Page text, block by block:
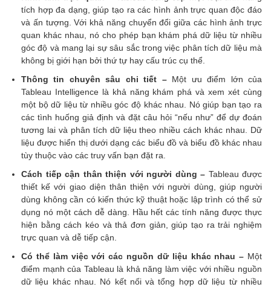
tích hợp đa dạng, giúp tạo ra các hình ảnh trực quan độc đáo
và ấn tượng. Với khả năng chuyển đổi giữa các hình ảnh trực
quan khác nhau, nó cho phép bạn khám phá dữ liệu từ nhiều
góc độ và mang lại sự sâu sắc trong việc phân tích dữ liệu mà
không bị giới hạn bởi thứ tự hay cấu trúc cụ thể.
Thông tin chuyên sâu chi tiết – Một ưu điểm lớn của
Tableau Intelligence là khả năng khám phá và xem xét cùng
một bộ dữ liệu từ nhiều góc độ khác nhau. Nó giúp bạn tạo ra
các tình huống giả định và đặt câu hỏi “nếu như” để dự đoán
tương lai và phân tích dữ liệu theo nhiều cách khác nhau. Dữ
liệu được hiển thị dưới dạng các biểu đồ và biểu đồ khác nhau
tùy thuộc vào các truy vấn bạn đặt ra.
Cách tiếp cận thân thiện với người dùng – Tableau được
thiết kế với giao diện thân thiện với người dùng, giúp người
dùng không cần có kiến thức kỹ thuật hoặc lập trình có thể sử
dụng nó một cách dễ dàng. Hầu hết các tính năng được thực
hiện bằng cách kéo và thả đơn giản, giúp tạo ra trải nghiệm
trực quan và dễ tiếp cận.
Có thể làm việc với các nguồn dữ liệu khác nhau – Một
điểm mạnh của Tableau là khả năng làm việc với nhiều nguồn
dữ liệu khác nhau. Nó kết nối và tổng hợp dữ liệu từ nhiều